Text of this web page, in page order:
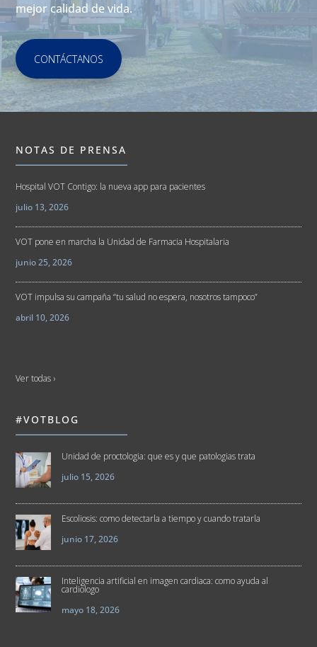
mejor calidad de vida.
CONTÁCTANOS
NOTAS DE PRENSA
Hospital VOT Contigo: la nueva app para pacientes
julio 13, 2026
VOT pone en marcha la Unidad de Farmacia Hospitalaria
junio 25, 2026
VOT impulsa su campaña “tu salud no espera, nosotros tampoco”
abril 10, 2026
Ver todas ›
#VOTBLOG
Unidad de proctologia: que es y que patologias trata
julio 15, 2026
Escoliosis: como detectarla a tiempo y cuando tratarla
junio 17, 2026
Inteligencia artificial en imagen cardiaca: como ayuda al
cardiologo
mayo 18, 2026